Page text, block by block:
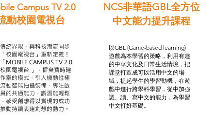
Campus TV 2.0
動校園電視台
統界限，與科技潮流同步
「校園電視台」重新定義！
MOBILE CAMPUS TV 2.0
園電視台 」，摒棄費時建
室的模式，引人機動性極
動智能拍攝裝備，專注啟
的共通能力，譔潛能輕鬆
感受創想得以實現的成功
動持續表達創想的動力。
NCS非華語GBL全方位
中文能力提升課程
以GBL (Game-based learning)
遊戲為本學習的策略，利用有趣
的中華文化及日常生活情境，把
課堂打造成可以活用中文的場
域，提起學生的學習動機，在遊
戲中進行跨學科學習，從中加強
認、讀、寫中文的能力，為學習
中文打好基礎。